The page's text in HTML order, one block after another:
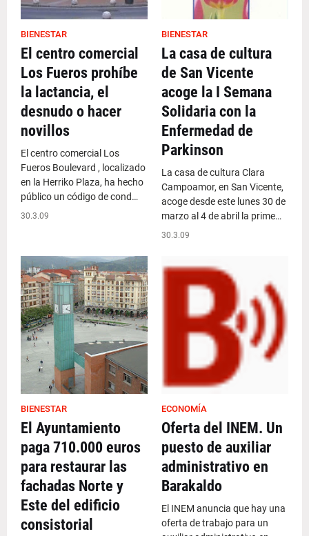
BIENESTAR
El centro comercial
Los Fueros prohíbe
la lactancia, el
desnudo o hacer
novillos
El centro comercial Los
Fueros Boulevard , localizado
en la Herriko Plaza, ha hecho
público un código de cond…
30.3.09
BIENESTAR
La casa de cultura
de San Vicente
acoge la I Semana
Solidaria con la
Enfermedad de
Parkinson
La casa de cultura Clara
Campoamor, en San Vicente,
acoge desde este lunes 30 de
marzo al 4 de abril la prime…
30.3.09
BIENESTAR
El Ayuntamiento
paga 710.000 euros
para restaurar las
fachadas Norte y
Este del edificio
consistorial
ECONOMÍA
Oferta del INEM. Un
puesto de auxiliar
administrativo en
Barakaldo
El INEM anuncia que hay una
oferta de trabajo para un